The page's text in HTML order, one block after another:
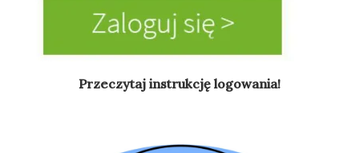
Przeczytaj instrukcję logowania!